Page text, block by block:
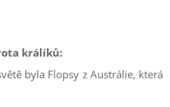
králíků:
byla Flopsy z Austrálie, která